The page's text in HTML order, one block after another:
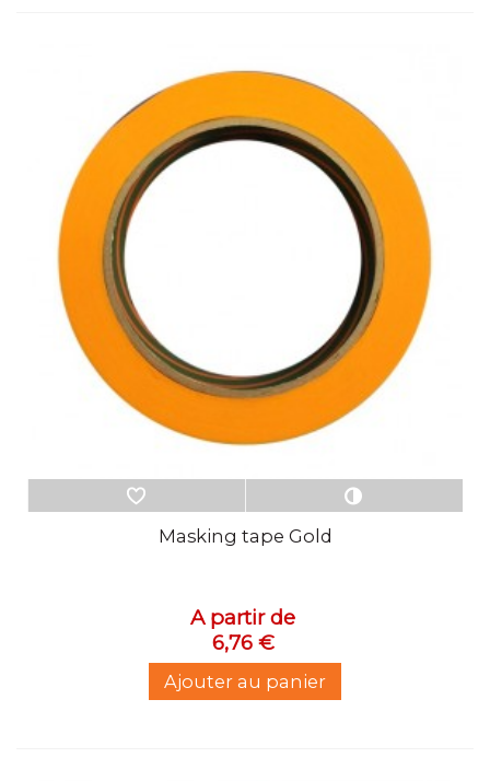
Masking tape Gold
A partir de
6,76 €
Ajouter au panier